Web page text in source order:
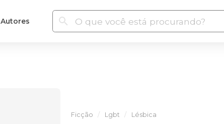
Autores
Ficção Lgbt Lésbica